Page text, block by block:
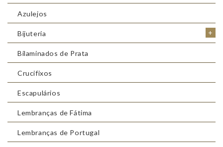
Azulejos
+
Bijuteria
Bilaminados de Prata
Crucifixos
Escapulários
Lembranças de Fátima
Lembranças de Portugal